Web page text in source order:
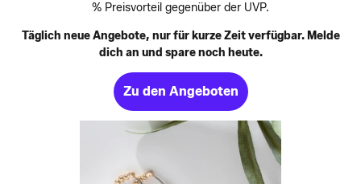
% Preisvorteil gegenüber der UVP.
Täglich neue Angebote, nur für kurze Zeit verfügbar. Melde
dich an und spare noch heute.
Zu den Angeboten